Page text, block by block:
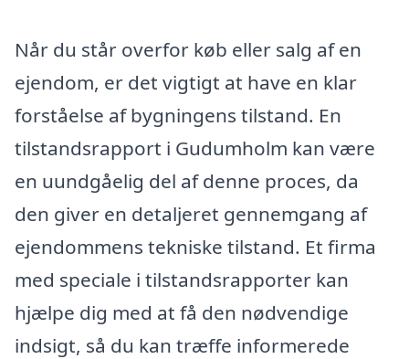
Når du står overfor køb eller salg af en
ejendom, er det vigtigt at have en klar
forståelse af bygningens tilstand. En
tilstandsrapport i Gudumholm kan være
en uundgåelig del af denne proces, da
den giver en detaljeret gennemgang af
ejendommens tekniske tilstand. Et firma
med speciale i tilstandsrapporter kan
hjælpe dig med at få den nødvendige
indsigt, så du kan træffe informerede